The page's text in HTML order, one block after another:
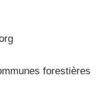
forestières